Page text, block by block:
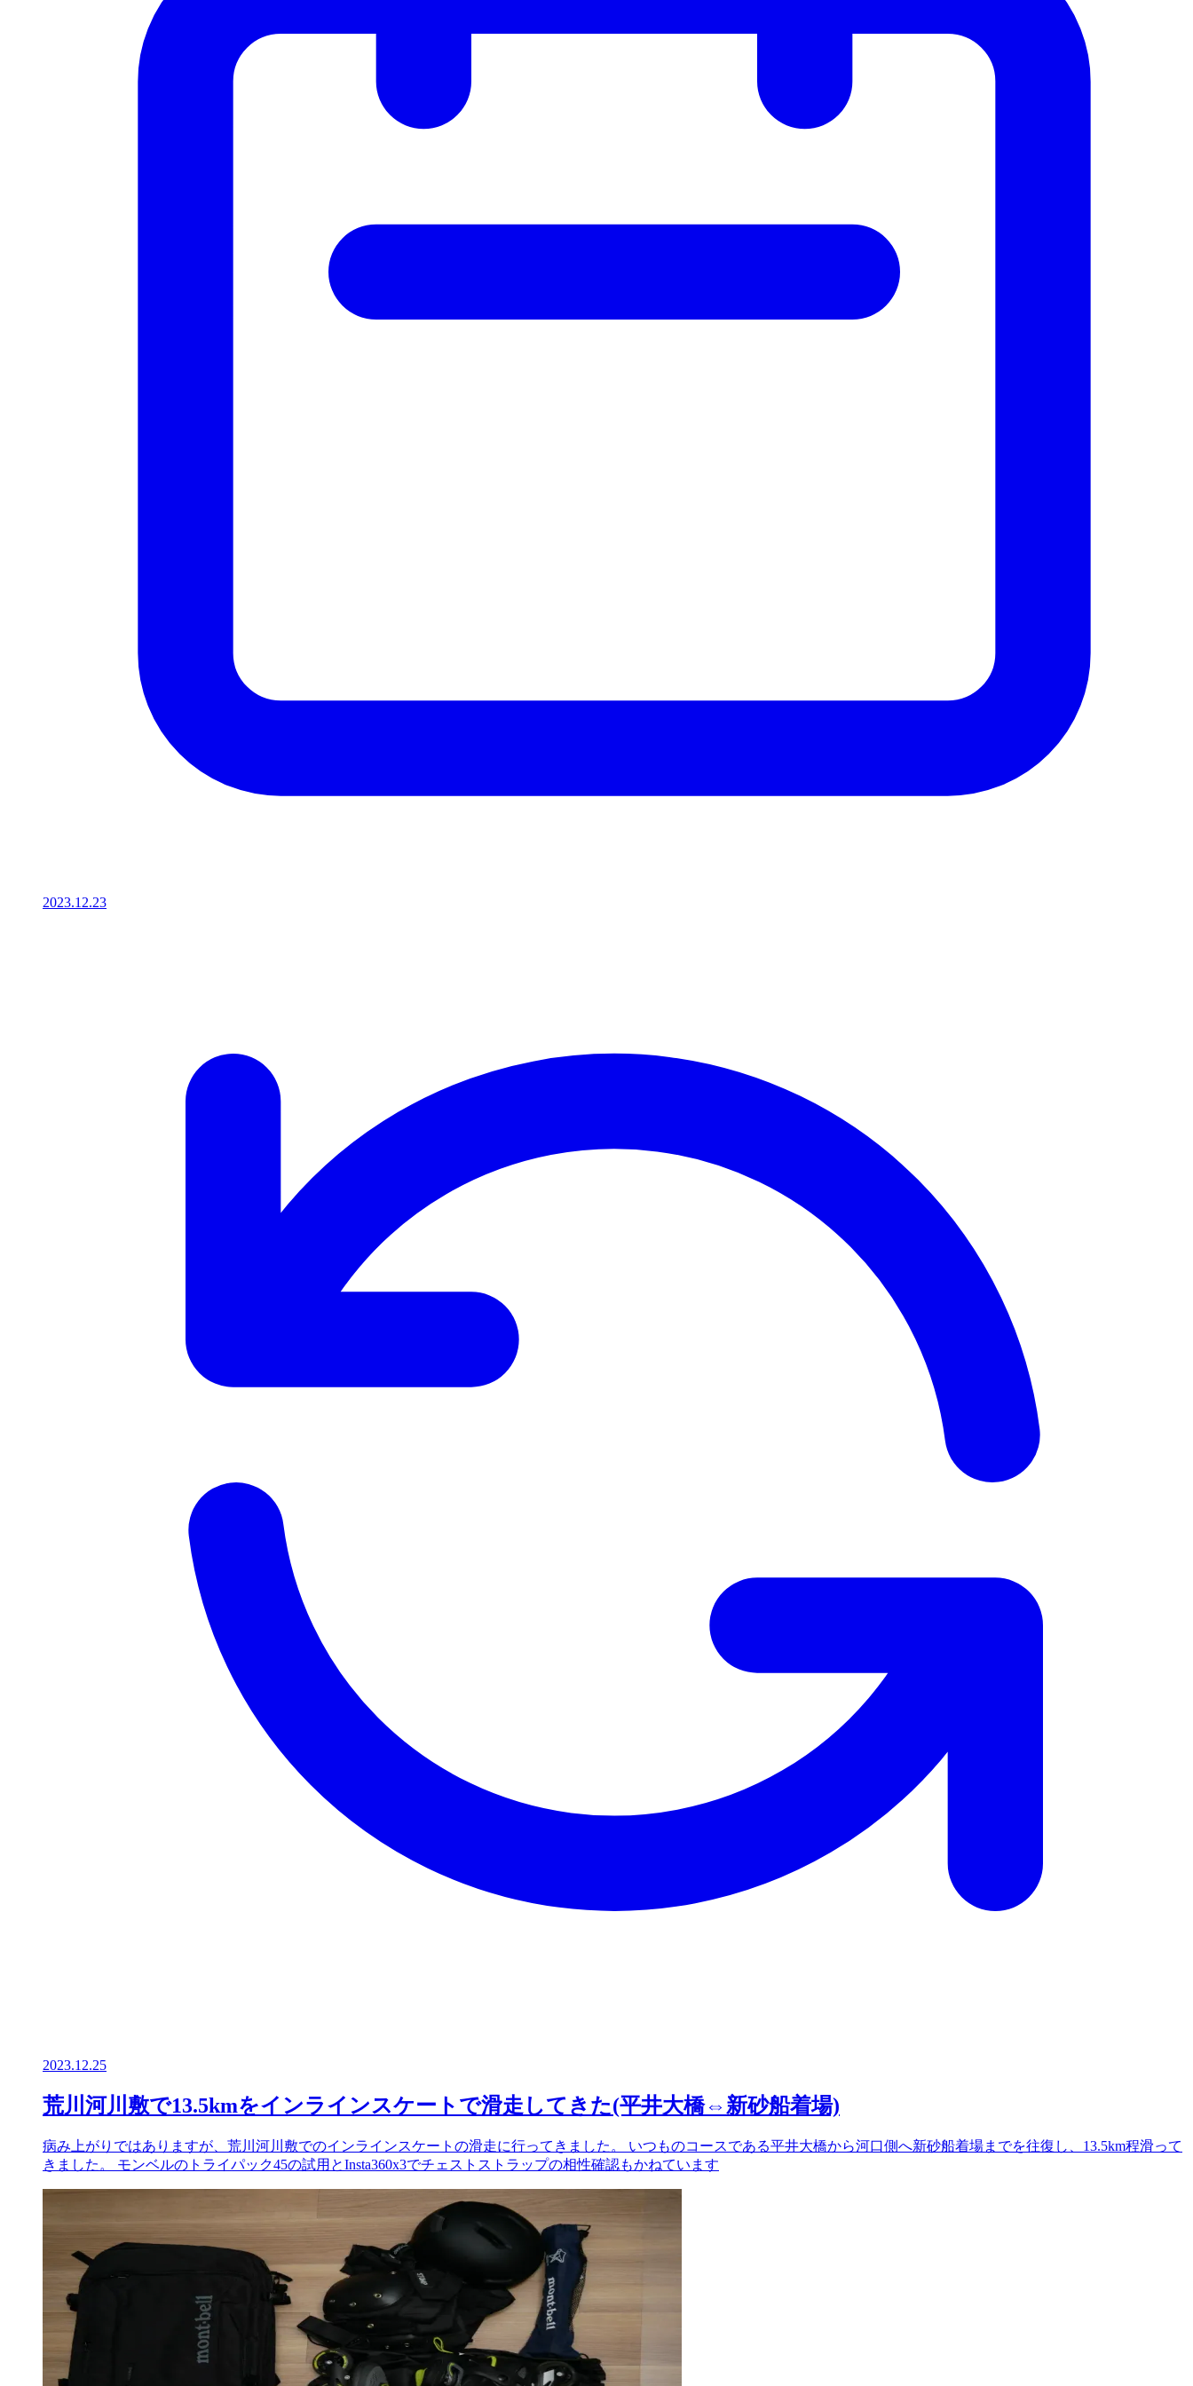
2023.12.23
2023.12.25
荒川河川敷で13.5kmをインラインスケートで滑走してきた(平井大橋⇔新砂船着場)
病み上がりではありますが、荒川河川敷でのインラインスケートの滑走に行ってきました。 いつものコースである平井大橋から河口側へ新砂船着場までを往復し、13.5km程滑って
きました。 モンベルのトライパック45の試用とInsta360x3でチェストストラップの相性確認もかねています